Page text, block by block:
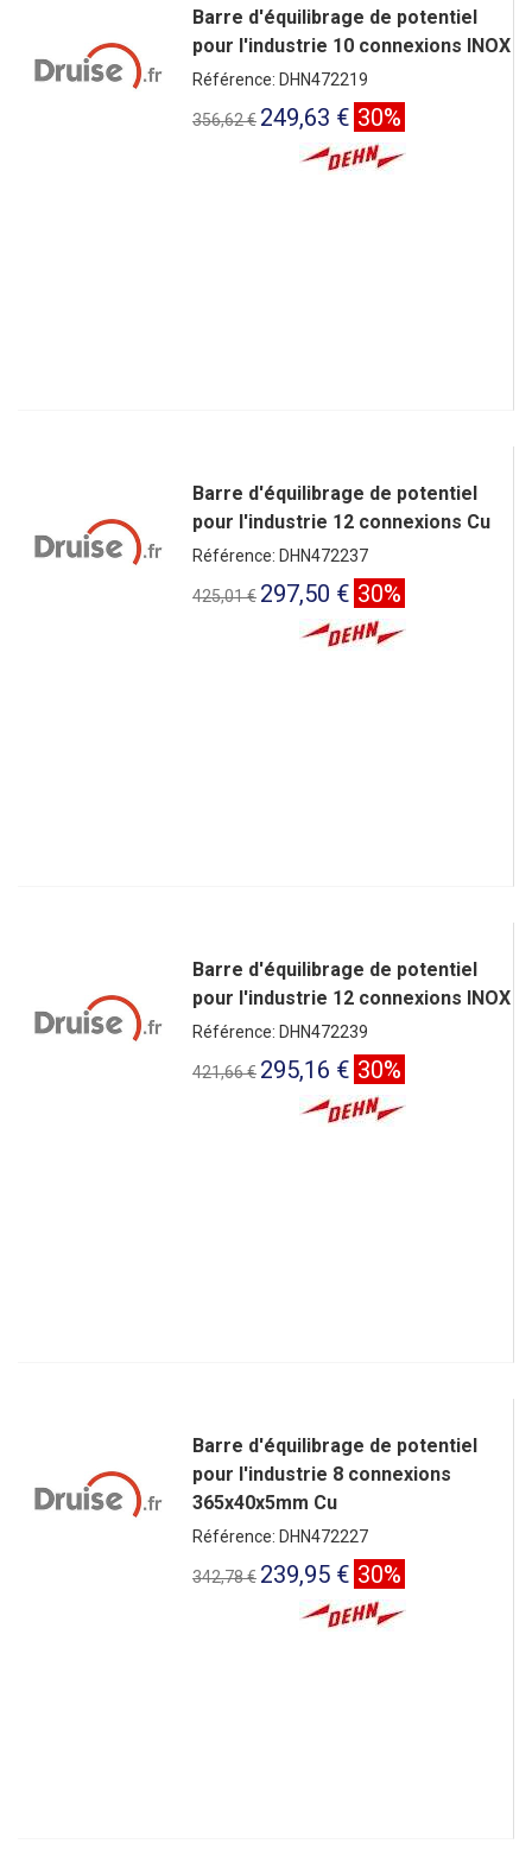
Barre d'équilibrage de potentiel
pour l'industrie 10 connexions INOX
Référence: DHN472219
356,62 € 249,63 € 30%
Barre d'équilibrage de potentiel
pour l'industrie 12 connexions Cu
Référence: DHN472237
425,01 € 297,50 € 30%
Barre d'équilibrage de potentiel
pour l'industrie 12 connexions INOX
Référence: DHN472239
421,66 € 295,16 € 30%
Barre d'équilibrage de potentiel
pour l'industrie 8 connexions
365x40x5mm Cu
Référence: DHN472227
342,78 € 239,95 € 30%